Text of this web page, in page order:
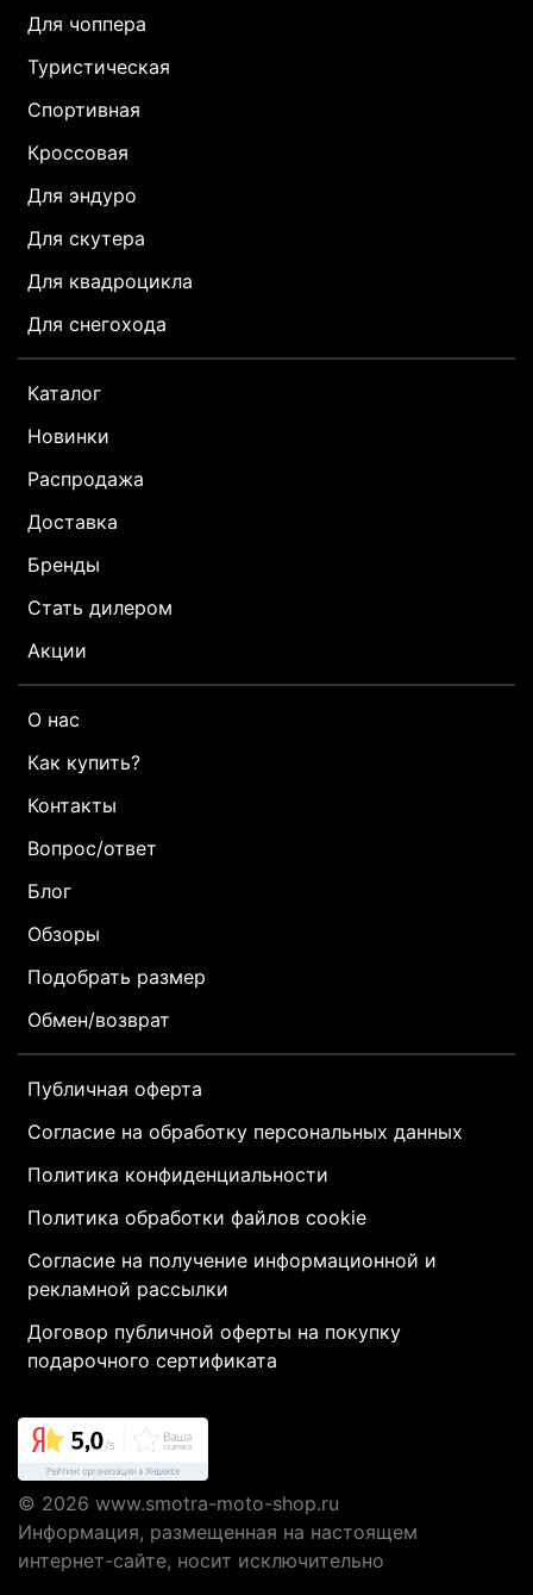
Для чоппера
Туристическая
Спортивная
Кроссовая
Для эндуро
Для скутера
Для квадроцикла
Для снегохода
Каталог
Новинки
Распродажа
Доставка
Бренды
Стать дилером
Акции
О нас
Как купить?
Контакты
Вопрос/ответ
Блог
Обзоры
Подобрать размер
Обмен/возврат
Публичная оферта
Согласие на обработку персональных данных
Политика конфиденциальности
Политика обработки файлов cookie
Согласие на получение информационной и
рекламной рассылки
Договор публичной оферты на покупку
подарочного сертификата
© 2026 www.smotra-moto-shop.ru
Информация, размещенная на настоящем
интернет-сайте, носит исключительно